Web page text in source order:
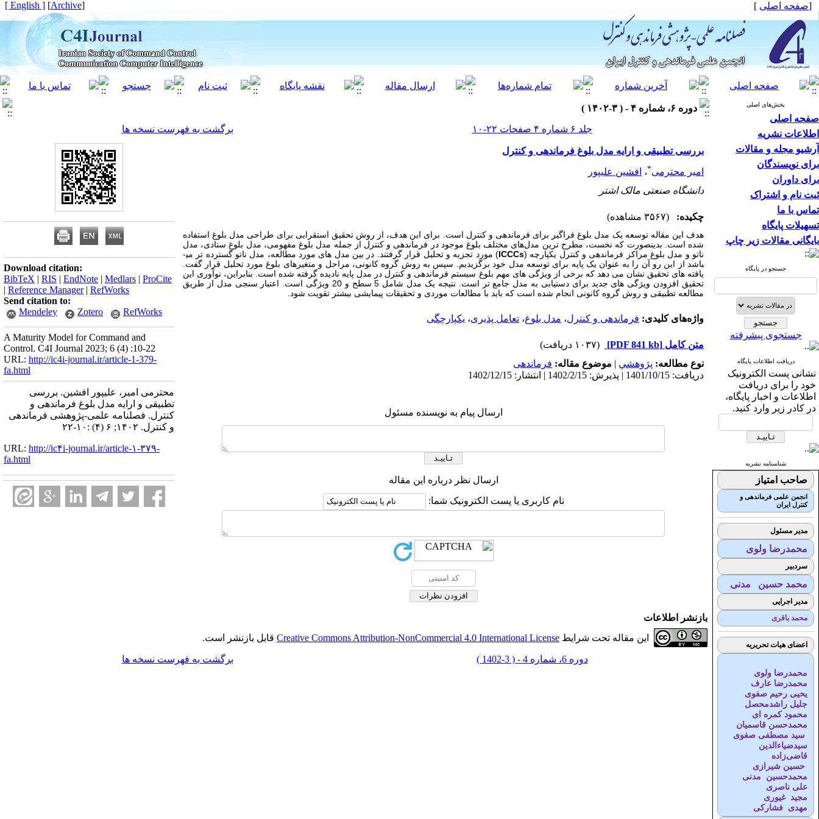
[صفحه اصلی ]
[
Archive
]
[ English ]
بخش‌های اصلی
صفحه اصلی
اطلاعات نشریه
آرشیو مجله و مقالات
برای نویسندگان
برای داوران
ثبت نام و اشتراک
تماس با ما
تسهیلات پایگاه
بایگانی مقالات زیر چاپ
جستجو در پایگاه
جستجوی پیشرفته
دریافت اطلاعات پایگاه
نشانی پست الکترونیک
خود را برای دریافت
اطلاعات و اخبار پایگاه،
در کادر زیر وارد کنید.
شناسنامه نشریه
صاحب امتیاز
انجمن علمی فرماندهی و
کنترل ایران
مدیر مسئول
محمدرضا ولوی
سردبیر
محمد حسین مدنی
مدیر اجرایی
محمد باقری
اعضای هیات تحریریه
محمدرضا ولوی
محمدرضا عارف
یحیی رحیم صفوی
جلیل راشدمحصل
محمود کمره ای
محمدحسن قاسمیان
سید مصطفی صفوی
سیدضیاء‌الدین
قاضی‌زاده
حسین شیرازی
محمدحسین مدنی
علی ناصری
مجید غیوری
مهدی فشارکی
دوره ۶، شماره ۴ - ( ۳-۱۴۰۲ )
جلد ۶ شماره ۴ صفحات ۲۲-۱۰
برگشت به فهرست نسخه ها
بررسی تطبیقی و ارایه مدل بلوغ فرماندهی و کنترل
امیر محترمی*، افشین علیپور
دانشگاه صنعتی مالک اشتر
چکیده: (۳۵۶۷ مشاهده)
هدف این مقاله توسعه یک مدل بلوغ فراگیر برای فرماندهی و کنترل است. برای این هدف، از روش تحقیق استقرایی برای طراحی مدل بلوغ استفاده
شده است. بدینصورت که نخست، مطرح ترین مدل‌های مختلف بلوغ موجود در فرماندهی و کنترل از جمله مدل بلوغ مفهومی، مدل بلوغ ستادی، مدل
ناتو و مدل بلوغ مراکز فرماندهی و کنترل یکپارچه (ICCCs) مورد تجزیه و تحلیل قرار گرفتند. در بین مدل های مورد مطالعه، مدل ناتو گسترده تر می­
باشد از این رو آن را به عنوان یک پایه برای توسعه مدل خود برگزیدیم. سپس به روش گروه کانونی، مراحل و متغیرهای بلوغ مورد تحلیل قرار گفت.
یافته های تحقیق نشان می دهد که برخی از ویژگی های مهم بلوغ سیستم فرماندهی و کنترل در مدل پایه نادیده گرفته شده است. بنابراین، نوآوری این
تحقیق افزودن ویژگی های جدید برای دستیابی به مدل جامع تر است. نتیجه یک مدل شامل 5 سطح و 20 ویژگی است. اعتبار سنجی مدل از طریق
مطالعه تطبیقی و روش گروه کانونی انجام شده است که باید با مطالعات موردی و تحقیقات پیمایشی بیشتر تقویت شود.
واژه‌های کلیدی: فرماندهی و کنترل، مدل بلوغ، تعامل پذیری، یکپارچگی
متن کامل [PDF 841 kb]
(۱۰۳۷ دریافت)
نوع مطالعه: پژوهشي | موضوع مقاله: فرماندهی
دریافت: 1401/10/15 | پذیرش: 1402/2/15 | انتشار: 1402/12/15
ارسال پیام به نویسنده مسئول
ارسال نظر درباره این مقاله
نام کاربری یا پست الکترونیک شما:
Download citation:
BibTeX | RIS | EndNote | Medlars | ProCite
| Reference Manager| RefWorks
Send citation to:
Mendeley
Zotero RefWorks
A Maturity Model for Command and
Control. C4I Journal 2023; 6 (4) :10-22
URL: http://ic4i-journal.ir/article-1-379-
fa.html
محترمی امیر، علیپور افشین. بررسی
تطبیقی و ارایه مدل بلوغ فرماندهی و
کنترل. فصلنامه علمی-پژوهشی فرماندهی
و کنترل. ۱۴۰۲; ۶ (۴) :۱۰-۲۲
URL: http://ic۴i-journal.ir/article-۱-۳۷۹-
fa.html
بازنشر اطلاعات
این مقاله تحت شرایط Creative Commons Attribution-NonCommercial 4.0 International License قابل بازنشر است.
دوره 6، شماره 4 - ( 3-1402 ) برگشت به فهرست نسخه ها